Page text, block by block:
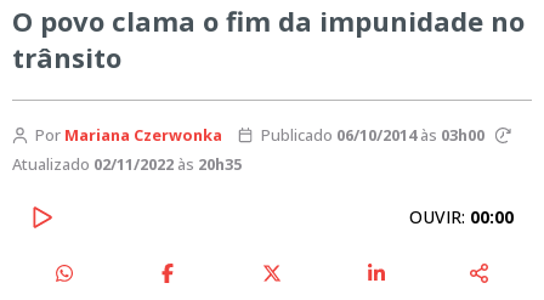
O povo clama o fim da impunidade no
trânsito
Por Mariana Czerwonka Publicado 06/10/2014às 03h00
Atualizado 02/11/2022 às 20h35
OUVIR: 00:00